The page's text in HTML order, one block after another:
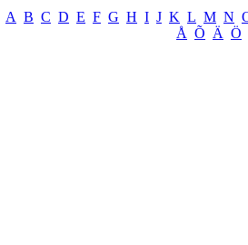
A B C D E F G H I J K L M N
Å Õ Ä Ö